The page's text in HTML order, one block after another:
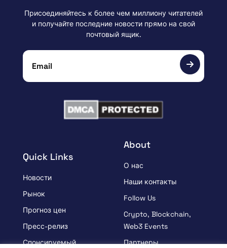
Quick Links
Новости
Рынок
Прогноз цен
Пресс-релиз
Спонсируемый
About
О нас
Наши контакты
Follow Us
Crypto, Blockchain,
Web3 Events
Партнеры
Присоединяйтесь к более чем миллиону читателей
и получайте последние новости прямо на свой
почтовый ящик.